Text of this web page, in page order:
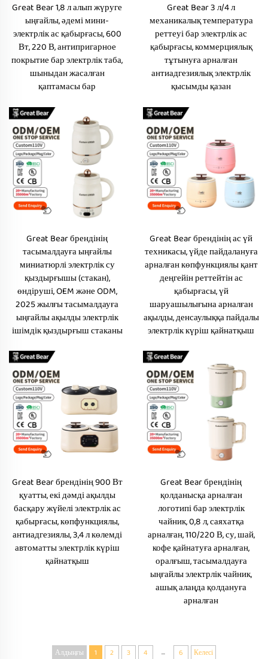
Great Bear 1,8 л алып жүруге
ыңғайлы, әдемі мини-
электрлік ас қабырғасы, 600
Вт, 220 В, антипригарное
покрытие бар электрлік таба,
шыныдан жасалған
қаптамасы бар
Great Bear 3 л/4 л
механикалық температура
реттеуі бар электрлік ас
қабырғасы, коммерциялық
тұтынуға арналған
антиадгезиялық электрлік
қысымды қазан
Great Bear брендінің
тасымалдауға ыңғайлы
миниатюрлі электрлік су
қыздырғышы (стакан),
өндіруші, OEM және ODM,
2025 жылғы тасымалдауға
ыңғайлы ақылды электрлік
ішімдік қыздырғыш стаканы
Great Bear брендінің ас үй
техникасы, үйде пайдалануға
арналған көпфункциялы қант
деңгейін реттейтін ас
қабырғасы, үй
шаруашылығына арналған
ақылды, денсаулыққа пайдалы
электрлік күріш қайнатқыш
Great Bear брендінің 900 Вт
қуатты, екі дәмді ақылды
басқару жүйелі электрлік ас
қабырғасы, көпфункциялы,
антиадгезиялы, 3,4 л көлемді
автоматты электрлік күріш
қайнатқыш
Great Bear брендінің
қолданысқа арналған
логотипі бар электрлік
чайник, 0,8 л, саяхатқа
арналған, 110/220 В, су, шай,
кофе қайнатуға арналған,
оралғыш, тасымалдауға
ыңғайлы электрлік чайник,
ашық алаңда қолдануға
арналған
Алдыңғы 1 2 3 4 ... 6 Келесі